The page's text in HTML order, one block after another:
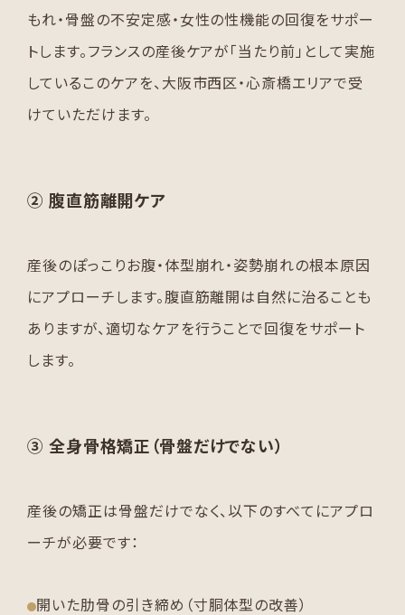
もれ・骨盤の不安定感・女性の性機能の回復をサポー
トします。フランスの産後ケアが「当たり前」として実施
しているこのケアを、大阪市西区・心斎橋エリアで受
けていただけます。
② 腹直筋離開ケア
産後のぽっこりお腹・体型崩れ・姿勢崩れの根本原因
にアプローチします。腹直筋離開は自然に治ることも
ありますが、適切なケアを行うことで回復をサポート
します。
③ 全身骨格矯正（骨盤だけでない）
産後の矯正は骨盤だけでなく、以下のすべてにアプロ
ーチが必要です：
開いた肋骨の引き締め（寸胴体型の改善）